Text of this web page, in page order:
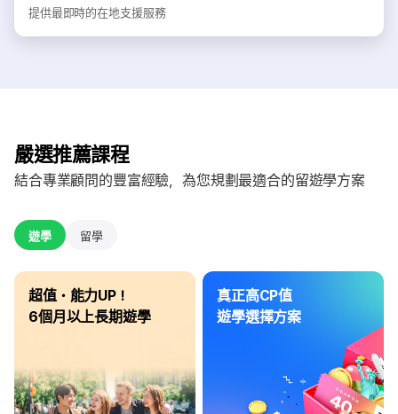
提供最即時的在地支援服務
嚴選推薦課程
結合專業顧問的豐富經驗，為您規劃最適合的留遊學方案
遊學 留學
超值・能力UP！
6個月以上長期遊學
真正高CP值
遊學選擇方案